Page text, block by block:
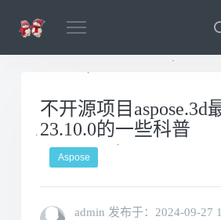
不开源项目aspose.3d
23.10.0的一些科普
Aspose
admin 发布于： 2024-09-27